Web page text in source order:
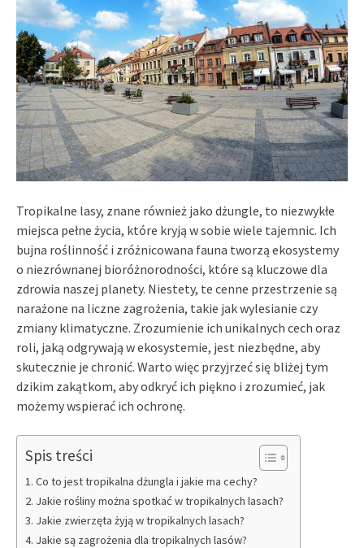
Tropikalne lasy, znane również jako dżungle, to niezwykłe
miejsca pełne życia, które kryją w sobie wiele tajemnic. Ich
bujna roślinność i zróżnicowana fauna tworzą ekosystemy
o niezrównanej bioróżnorodności, które są kluczowe dla
zdrowia naszej planety. Niestety, te cenne przestrzenie są
narażone na liczne zagrożenia, takie jak wylesianie czy
zmiany klimatyczne. Zrozumienie ich unikalnych cech oraz
roli, jaką odgrywają w ekosystemie, jest niezbędne, aby
skutecznie je chronić. Warto więc przyjrzeć się bliżej tym
dzikim zakątkom, aby odkryć ich piękno i zrozumieć, jak
możemy wspierać ich ochronę.
Spis treści
Co to jest tropikalna dżungla i jakie ma cechy?
Jakie rośliny można spotkać w tropikalnych lasach?
Jakie zwierzęta żyją w tropikalnych lasach?
Jakie są zagrożenia dla tropikalnych lasów?